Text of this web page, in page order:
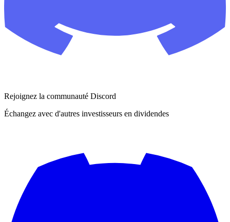
Rejoignez la communauté Discord
Échangez avec d'autres investisseurs en dividendes